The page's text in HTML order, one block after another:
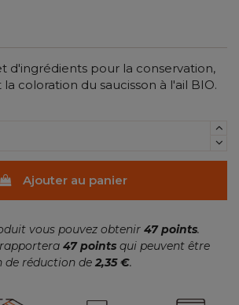
d'ingrédients pour la conservation,
coloration du saucisson à l'ail BIO.
Ajouter au panier
vous pouvez obtenir 47 points.
47points qui peuvent être
de réduction de 2,35 €.